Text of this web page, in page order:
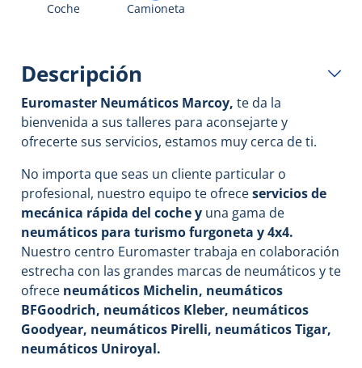
Coche Camioneta
Descripción
Euromaster Neumáticos Marcoy, te da la
bienvenida a sus talleres para aconsejarte y
ofrecerte sus servicios, estamos muy cerca de ti.
No importa que seas un cliente particular o
profesional, nuestro equipo te ofreceservicios de
mecánica rápida del coche y una gama de
neumáticos para turismo furgoneta y 4x4.
Nuestro centro Euromaster trabaja en colaboración
estrecha con las grandes marcas de neumáticos y te
ofrece neumáticos Michelin, neumáticos
BFGoodrich, neumáticos Kleber, neumáticos
Goodyear, neumáticos Pirelli, neumáticos Tigar,
neumáticos Uniroyal.